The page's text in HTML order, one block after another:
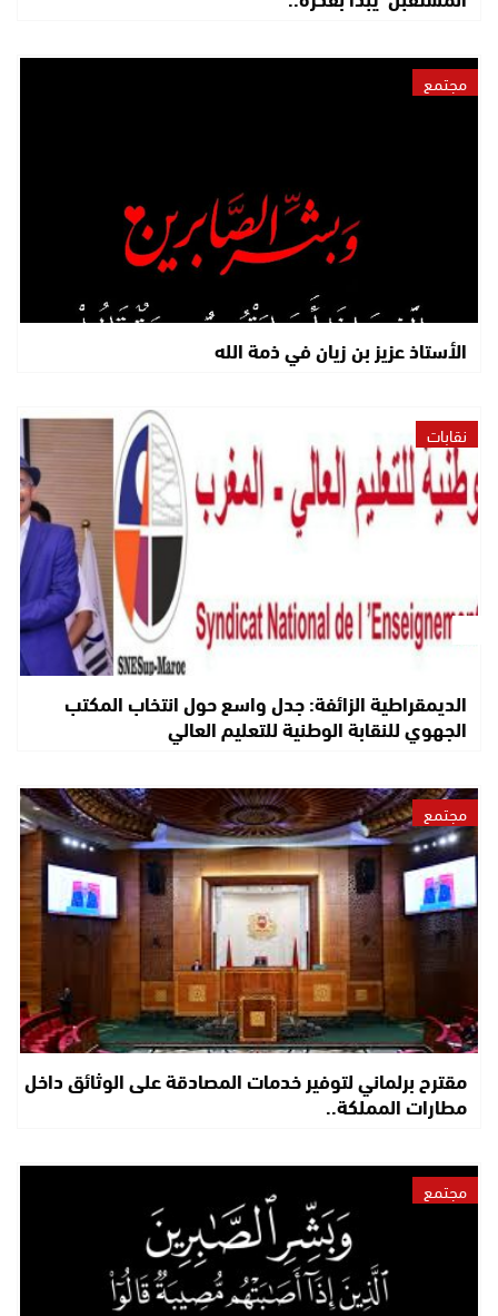
مجتمع
الأستاذ عزيز بن زيان في ذمة الله
نقابات
الديمقراطية الزائفة: جدل واسع حول انتخاب المكتب
الجهوي للنقابة الوطنية للتعليم العالي
مجتمع
مقترح برلماني لتوفير خدمات المصادقة على الوثائق داخل
مطارات المملكة..
مجتمع